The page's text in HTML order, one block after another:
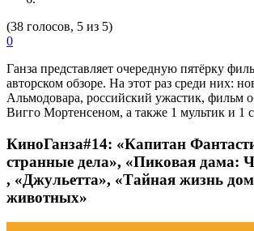
(38 голосов, 5 из 5)
0
Ганза представляет очередную пятёрку
авторском обзоре. На этот раз среди них:
Альмодовара, российский ужастик, фильм
Вигго Мортенсеном, а также 1 мультик и 1
КиноГанза#14: «Капитан
странные дела», «Пиковая дама:
, «Джульетта», «Тайная жизнь
животных»